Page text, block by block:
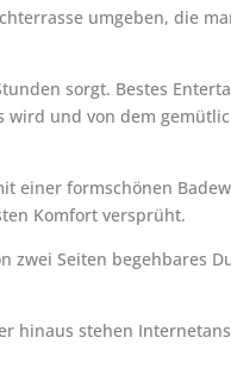
umgeben, die
sorgt. Bestes
wird und von dem
einer formschönen
Komfort versprüht.
zwei Seiten begehbares
hinaus stehen